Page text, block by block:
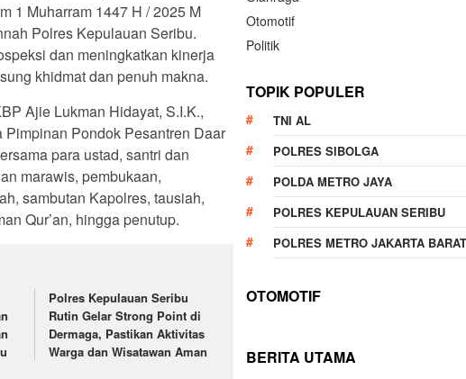
1 Muharram 1447 H / 2025 M
Polres Kepulauan Seribu.
dan meningkatkan kinerja
khidmat dan penuh makna.
Ajie Lukman Hidayat, S.I.K.,
Pimpinan Pondok Pesantren Daar
para ustad, santri dan
marawis, pembukaan,
sambutan Kapolres, tausiah,
Qur’an, hingga penutup.
Polres Kepulauan Seribu
Rutin Gelar Strong Point di
Dermaga, Pastikan Aktivitas
Warga dan Wisatawan Aman
Otomotif
Politik
TOPIK POPULER
TNI AL
POLRES SIBOLGA
POLDA METRO JAYA
POLRES KEPULAUAN SERIBU
POLRES METRO JAKARTA BARAT
OTOMOTIF
BERITA UTAMA